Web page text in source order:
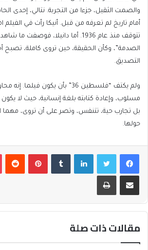
والصمت الثقيل، جزءا من التجربة. نتالي، إحدى
أمام تاريخ لم تعرفه من قبل. أنيكا رأت في الفيلم
تتوقف منذ عام 1936. أما دانيلا، فوصفت
الصدمة”، وكأن الحقيقة، حين تروى كاملة، تصبح
التصديق.
ولم يكتف “فلسطين 36” بأن يكون
مسلوب، وإعادة كتابته بلغة إنسانية، حيث لا يكون
بل تجارب حية، تتنفس، وتصر على أن تروى،
حولها.
فيسبوكتويتر لينكدإن بينتيريست
مشاركة عبر البريد طباعة
مقالات ذات صلة